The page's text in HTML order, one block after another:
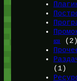
🎫
(2)
(1)